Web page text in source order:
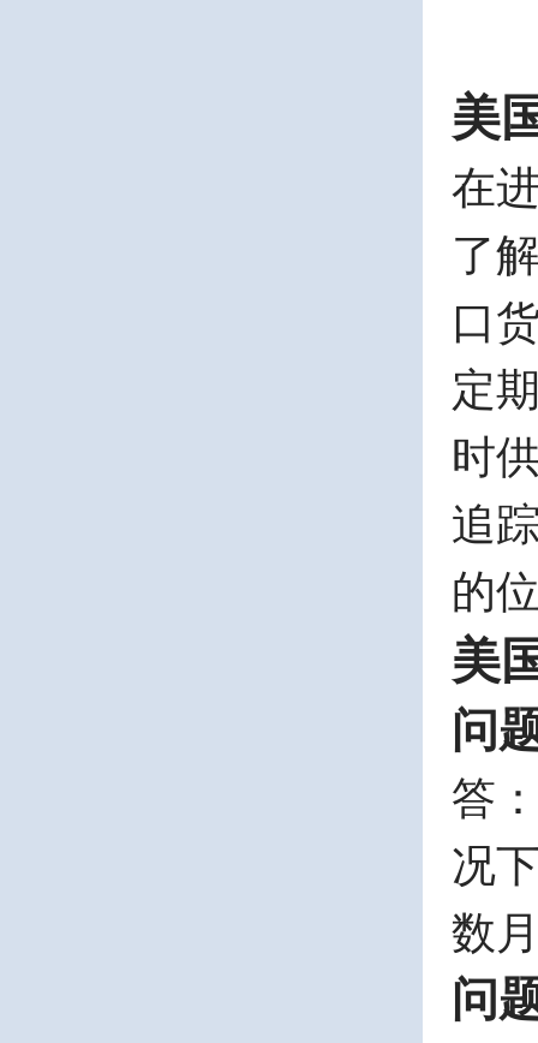
美
在
了
口
定
时
追
的
美
问
答
况
数
问